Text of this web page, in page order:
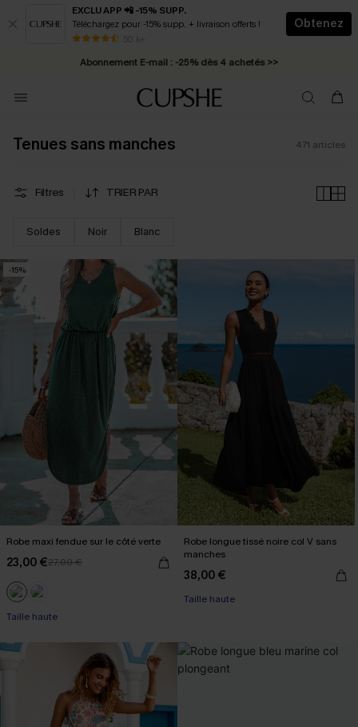
EXCLU APP 📲 -15% SUPP.
Téléchargez pour -15% supp. + livraison offerts !
50 k+
Obtenez
* Livraison éclair 2-3 jours ouvrés >>
Abonnement E-mail : -25% dès 4 achetés >>
Tenues sans manches 471 articles
Filtres TRIER PAR
Soldes Noir Blanc
-15%
Robe maxi fendue sur le côté verte
23,00 €27,00 €
Taille haute
Robe longue tissé noire col V sans
manches
38,00 €
Taille haute